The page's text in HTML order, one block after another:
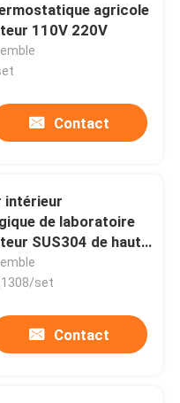
agricole
110V 220V
Contact
intérieur
de laboratoire
SUS304 de haute
set
Contact